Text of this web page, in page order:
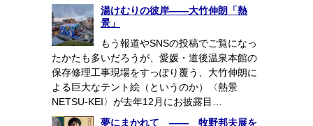
湯けむりの彼岸――大竹伸朗「熱
景」
もう報道やSNSの投稿でご覧になっ
たかたも多いだろうが、愛媛・道後温泉本館の
保存修理工事現場をすっぽり覆う、大竹伸朗に
よる巨大なテント絵（というのか）〈熱景
NETSU-KEI〉が去年12月にお披露目…
夢にまかれて ―― 牧野邦夫展を